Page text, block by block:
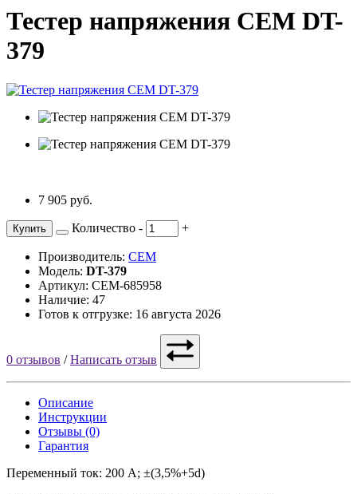
Тестер напряжения CEM DT-
379
7 905 руб.
Купить Количество - +
Производитель: CEM
Модель: DT-379
Артикул: CEM-685958
Наличие: 47
Готов к отгрузке: 16 августа 2026
0 отзывов /Написать отзыв
Описание
Инструкции
Отзывы (0)
Гарантия
Переменный ток: 200 А; ±(3,5%+5d)